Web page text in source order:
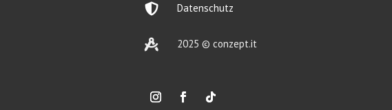
 Datenschutz
 2025 © conzept.it